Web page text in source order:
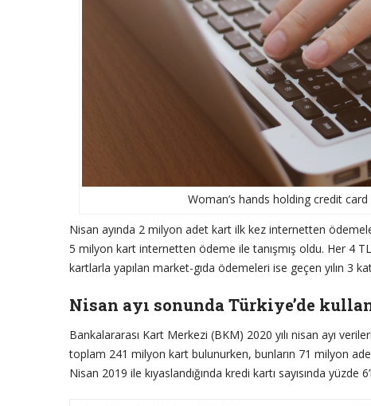
Woman’s hands holding credit
Nisan ayında 2 milyon adet kart ilk kez internetten
5 milyon kart internetten ödeme ile tanışmış oldu. Her 4
kartlarla yapılan market-gıda ödemeleri ise geçen yılın 3
Nisan ayı sonunda Türkiye’de
Bankalararası Kart Merkezi (BKM) 2020 yılı nisan ayı
toplam 241 milyon kart bulunurken, bunların 71 milyon
Nisan 2019 ile kıyaslandığında kredi kartı sayısında yüzde